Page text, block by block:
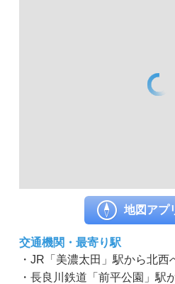
地図アプ
交通機関・最寄り駅
・JR「美濃太田」駅から北西
・長良川鉄道「前平公園」駅